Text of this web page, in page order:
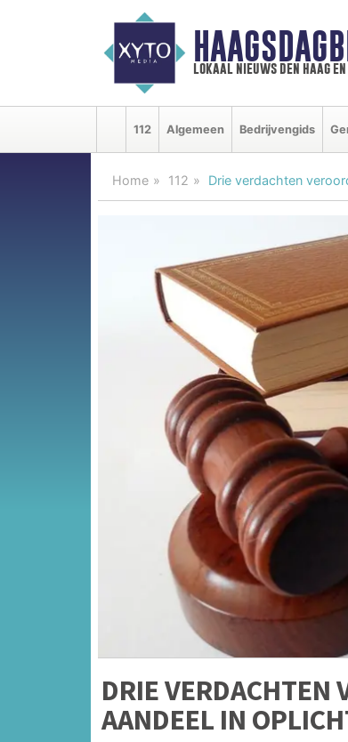
lokaal nieuws den haag en
112 Algemeen Bedrijvengids
Home 112 Drie verdachten
DRIE VERDACHTEN
AANDEEL IN